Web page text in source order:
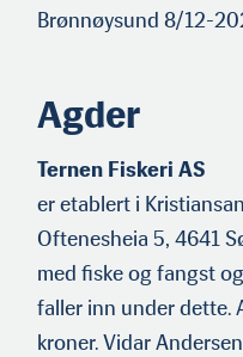
Brønnøysund 8/12-
Agder
Ternen Fiskeri AS
er etablert i
Oftenesheia 5, 4641
med fiske og fangst
faller inn under dette.
kroner. Vidar